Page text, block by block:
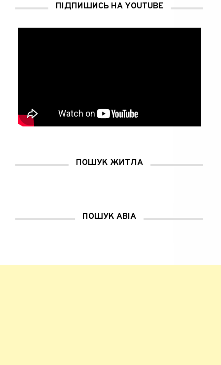
ПІДПИШИСЬ НА YOUTUBE
ПОШУК ЖИТЛА
ПОШУК АВІА